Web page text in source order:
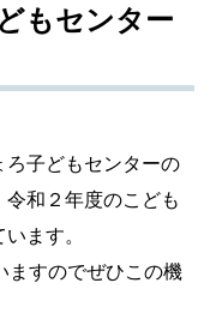
もセンター
子どもセンターの
和２年度のこども
ます。
すのでぜひこの機